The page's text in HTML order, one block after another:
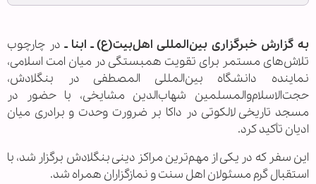
به گزارش خبرگزاری بین‌المللی اهل‌بیت(ع) ـ ابنا ـ در چارچوب
تلاش‌های مستمر برای تقویت همبستگی در میان امت اسلامی،
نماینده دانشگاه بین‌المللی المصطفی در بنگلادش،
حجت‌الاسلام‌والمسلمین شهاب‌الدین مشایخی، با حضور در
مسجد تاریخی لالکوتی در داکا بر ضرورت وحدت و برادری میان
ادیان تأکید کرد.
این سفر که در یکی از مهم‌ترین مراکز دینی بنگلادش برگزار شد، با
استقبال گرم مسئولان اهل سنت و نمازگزاران همراه شد.